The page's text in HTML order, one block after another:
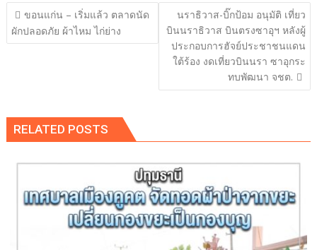
แนะแนว
เรื่อง
ขอนแก่น – เริ่มแล้ว ตลาดนัด
ผักปลอดภัย ผ้าไหม ไก่ย่าง
นราธิวาส-บิ๊กป้อม อนุมัติ เที่ยว
บินนราธิวาส บินตรงซาอุฯ หลังผู้
ประกอบการฮัจย์ประชาชนแดน
ใต้ร้อง งดเที่ยวบินนรา ซาอุกระ
ทบพัฒนา จชต.
RELATED POSTS